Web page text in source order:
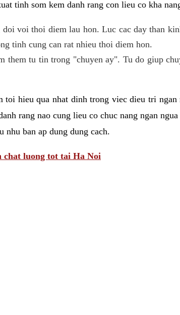
tinh som kem danh rang con lieu co kha
voi thoi diem lau hon. Luc cac day than
tinh cung can rat nhieu thoi diem hon.
them tu tin trong "chuyen ay". Tu do giup
toi hieu qua nhat dinh trong viec dieu tri
rang nao cung lieu co chuc nang ngan
nhu ban ap dung dung cach.
chat luong tot tai Ha Noi